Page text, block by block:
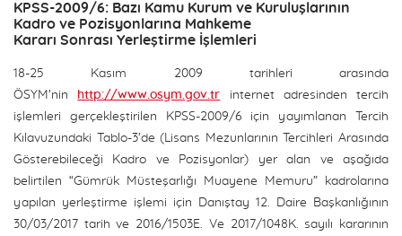
KPSS-2009/6: Bazı Kamu Kurum ve Kuruluşlarının
Kadro ve Pozisyonlarına Mahkeme
Kararı Sonrası Yerleştirme İşlemleri
18-25 Kasım 2009 tarihleri arasında
ÖSYM’nin http://www.osym.gov.tr internet adresinden tercih
işlemleri gerçekleştirilen KPSS-2009/6 için yayımlanan Tercih
Kılavuzundaki Tablo-3’de (Lisans Mezunlarının Tercihleri Arasında
Gösterebileceği Kadro ve Pozisyonlar) yer alan ve aşağıda
belirtilen “Gümrük Müsteşarlığı Muayene Memuru” kadrolarına
yapılan yerleştirme işlemi için Danıştay 12. Daire Başkanlığının
30/03/2017 tarih ve 2016/1503E. Ve 2017/1048K. sayılı kararının